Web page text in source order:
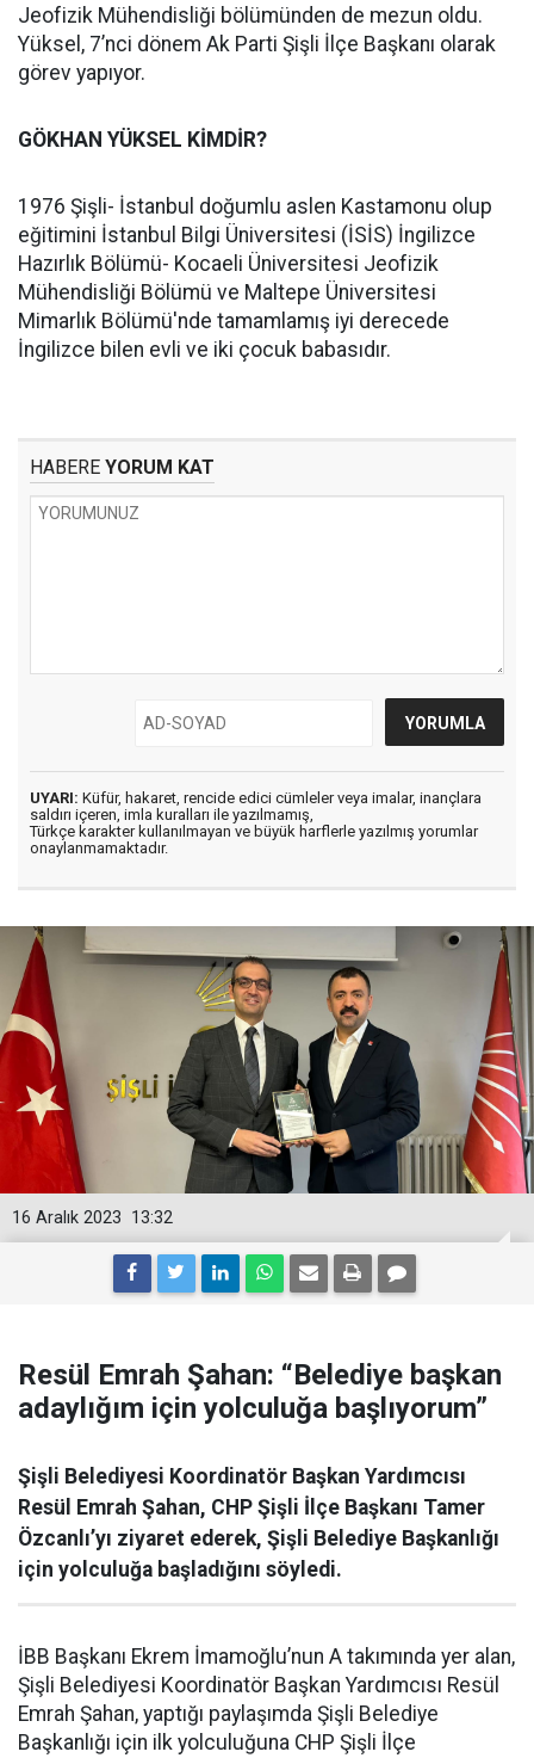
Jeofizik Mühendisliği bölümünden de mezun oldu.
Yüksel, 7’nci dönem Ak Parti Şişli İlçe Başkanı olarak
görev yapıyor.
GÖKHAN YÜKSEL KİMDİR?
1976 Şişli- İstanbul doğumlu aslen Kastamonu olup
eğitimini İstanbul Bilgi Üniversitesi (İSİS) İngilizce
Hazırlık Bölümü- Kocaeli Üniversitesi Jeofizik
Mühendisliği Bölümü ve Maltepe Üniversitesi
Mimarlık Bölümü'nde tamamlamış iyi derecede
İngilizce bilen evli ve iki çocuk babasıdır.
HABERE YORUM KAT
UYARI: Küfür, hakaret, rencide edici cümleler veya imalar, inançlara
saldırı içeren, imla kuralları ile yazılmamış,
Türkçe karakter kullanılmayan ve büyük harflerle yazılmış yorumlar
onaylanmamaktadır.
13:32
16 Aralık 2023
Resül Emrah Şahan: “Belediye başkan
adaylığım için yolculuğa başlıyorum”
Şişli Belediyesi Koordinatör Başkan Yardımcısı
Resül Emrah Şahan, CHP Şişli İlçe Başkanı Tamer
Özcanlı’yı ziyaret ederek, Şişli Belediye Başkanlığı
için yolculuğa başladığını söyledi.
İBB Başkanı Ekrem İmamoğlu’nun A takımında yer alan,
Şişli Belediyesi Koordinatör Başkan Yardımcısı Resül
Emrah Şahan, yaptığı paylaşımda Şişli Belediye
Başkanlığı için ilk yolculuğuna CHP Şişli İlçe